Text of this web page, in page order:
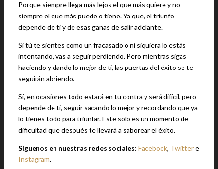
Porque siempre llega más lejos el que más quiere y no
siempre el que más puede o tiene. Ya que, el triunfo
depende de ti y de esas ganas de salir adelante.
Si tú te sientes como un fracasado o ni siquiera lo estás
intentando, vas a seguir perdiendo. Pero mientras sigas
haciendo y dando lo mejor de ti, las puertas del éxito se te
seguirán abriendo.
Sí, en ocasiones todo estará en tu contra y será difícil, pero
depende de ti, seguir sacando lo mejor y recordando que ya
lo tienes todo para triunfar. Este solo es un momento de
dificultad que después te llevará a saborear el éxito.
Síguenos en nuestras redes sociales: Facebook, Twittere
Instagram.